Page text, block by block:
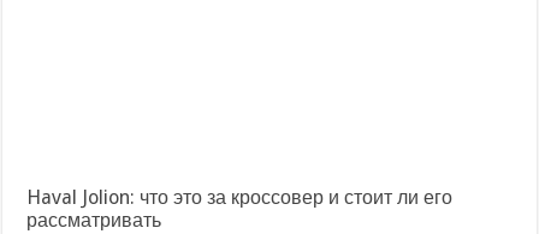
Haval Jolion: что это за кроссовер и стоит ли его
рассматривать